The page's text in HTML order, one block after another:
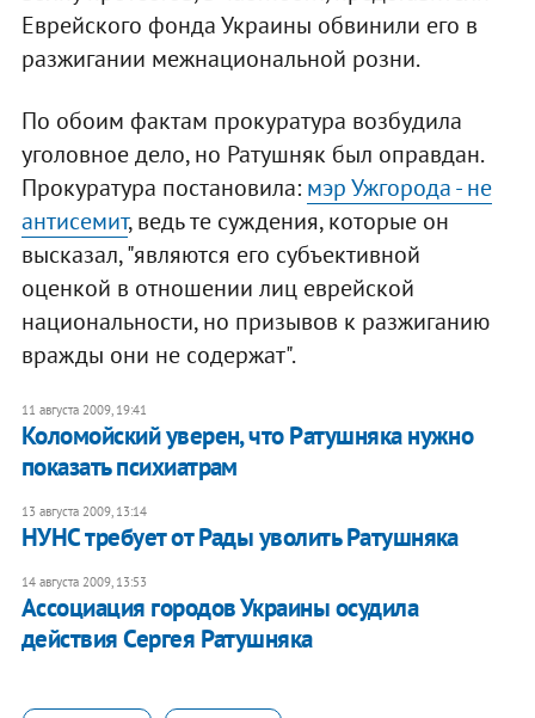
Еврейского фонда Украины обвинили его в
разжигании межнациональной розни.
По обоим фактам прокуратура возбудила
уголовное дело, но Ратушняк был оправдан.
Прокуратура постановила: мэр Ужгорода - не
антисемит, ведь те суждения, которые он
высказал, "являются его субъективной
оценкой в отношении лиц еврейской
национальности, но призывов к разжиганию
вражды они не содержат".
11 августа 2009, 19:41
Коломойский уверен, что Ратушняка нужно
показать психиатрам
13 августа 2009, 13:14
НУНС требует от Рады уволить Ратушняка
14 августа 2009, 13:53
Ассоциация городов Украины осудила
действия Сергея Ратушняка